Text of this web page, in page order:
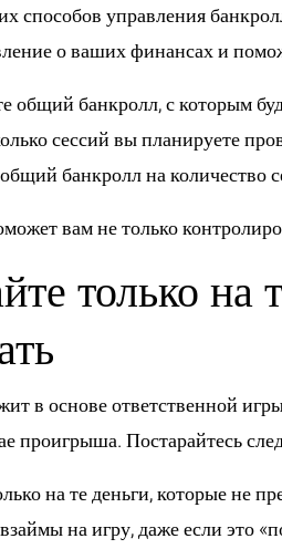
способов управления
о ваших финансах и
общий банкролл, с которым
сессий вы планируете
банкролл на количество
вам не только
только на
в основе ответственной
проигрыша. Постарайтесь
на те деньги, которые не
на игру, даже если это